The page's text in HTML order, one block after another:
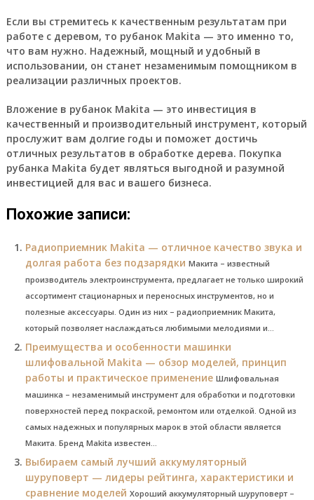
Если вы стремитесь к качественным результатам при
работе с деревом, то рубанок Makita — это именно то,
что вам нужно. Надежный, мощный и удобный в
использовании, он станет незаменимым помощником в
реализации различных проектов.
Вложение в рубанок Makita — это инвестиция в
качественный и производительный инструмент, который
прослужит вам долгие годы и поможет достичь
отличных результатов в обработке дерева. Покупка
рубанка Makita будет являться выгодной и разумной
инвестицией для вас и вашего бизнеса.
Похожие записи:
Радиоприемник Makita — отличное качество звука и
долгая работа без подзарядки Макита – известный
производитель электроинструмента, предлагает не только широкий
ассортимент стационарных и переносных инструментов, но и
полезные аксессуары. Один из них – радиоприемник Макита,
который позволяет наслаждаться любимыми мелодиями и...
Преимущества и особенности машинки
шлифовальной Makita — обзор моделей, принцип
работы и практическое применение Шлифовальная
машинка – незаменимый инструмент для обработки и подготовки
поверхностей перед покраской, ремонтом или отделкой. Одной из
самых надежных и популярных марок в этой области является
Макита. Бренд Makita известен...
Выбираем самый лучший аккумуляторный
шуруповерт — лидеры рейтинга, характеристики и
сравнение моделей Хороший аккумуляторный шуруповерт –